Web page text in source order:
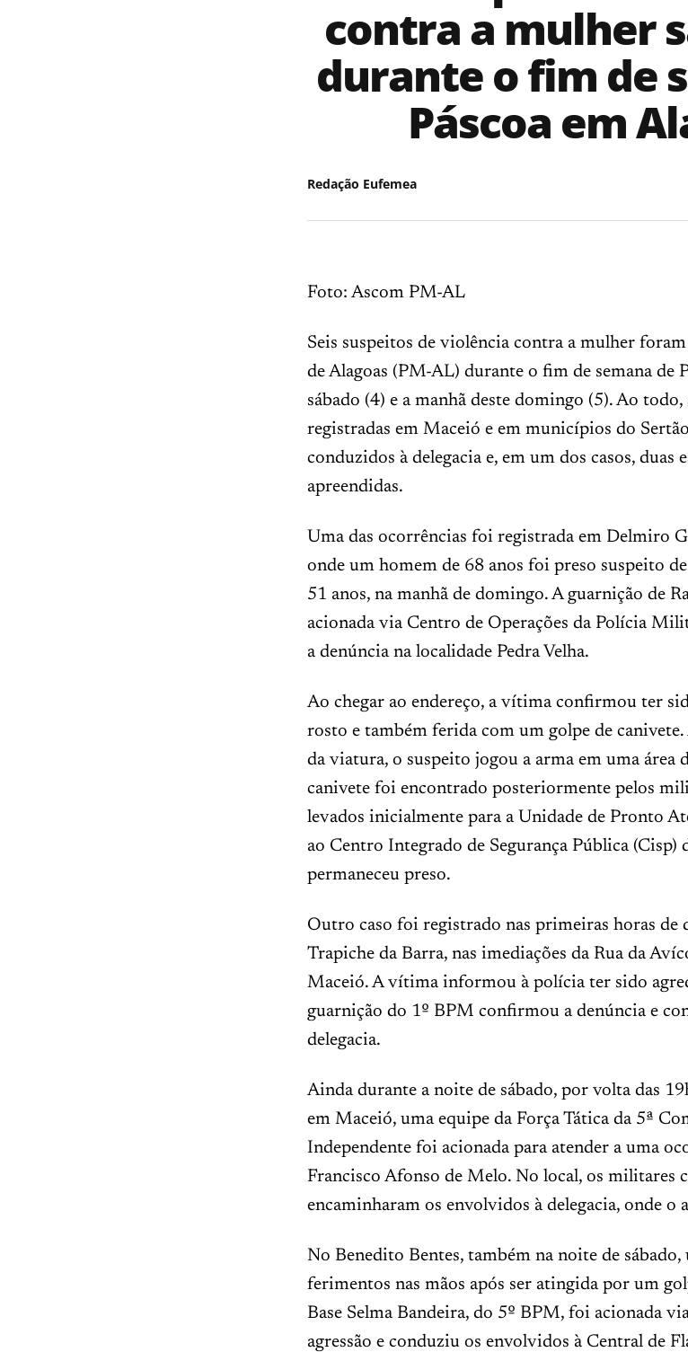
contra a mulher
durante o fim de
Páscoa em
Redação Eufemea
Foto: Ascom PM-AL
Seis suspeitos de violência contra a mulher
de Alagoas (PM-AL) durante o fim de semana de
sábado (4) e a manhã deste domingo (5). Ao
registradas em Maceió e em municípios do
conduzidos à delegacia e, em um dos casos, duas
apreendidas.
Uma das ocorrências foi registrada em Delmiro
onde um homem de 68 anos foi preso suspeito
51 anos, na manhã de domingo. A guarnição de
acionada via Centro de Operações da Polícia
a denúncia na localidade Pedra Velha.
Ao chegar ao endereço, a vítima confirmou ter
rosto e também ferida com um golpe de
da viatura, o suspeito jogou a arma em uma área
canivete foi encontrado posteriormente pelos
levados inicialmente para a Unidade de Pronto
ao Centro Integrado de Segurança Pública (Cisp)
permaneceu preso.
Outro caso foi registrado nas primeiras horas de
Trapiche da Barra, nas imediações da Rua da
Maceió. A vítima informou à polícia ter sido
guarnição do 1º BPM confirmou a denúncia e
delegacia.
Ainda durante a noite de sábado, por volta das
em Maceió, uma equipe da Força Tática da 5ª
Independente foi acionada para atender a uma
Francisco Afonso de Melo. No local, os militares
encaminharam os envolvidos à delegacia, onde o
No Benedito Bentes, também na noite de
ferimentos nas mãos após ser atingida por um
Base Selma Bandeira, do 5º BPM, foi acionada
agressão e conduziu os envolvidos à Central de